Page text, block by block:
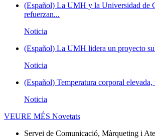
(Español) La UMH y la Universidad de
refuerzan...
Noticia
(Español) La UMH lidera un proyecto
Noticia
(Español) Temperatura corporal elevada,
Noticia
VEURE MÉS Novetats
Servei de Comunicació, Màrqueting i